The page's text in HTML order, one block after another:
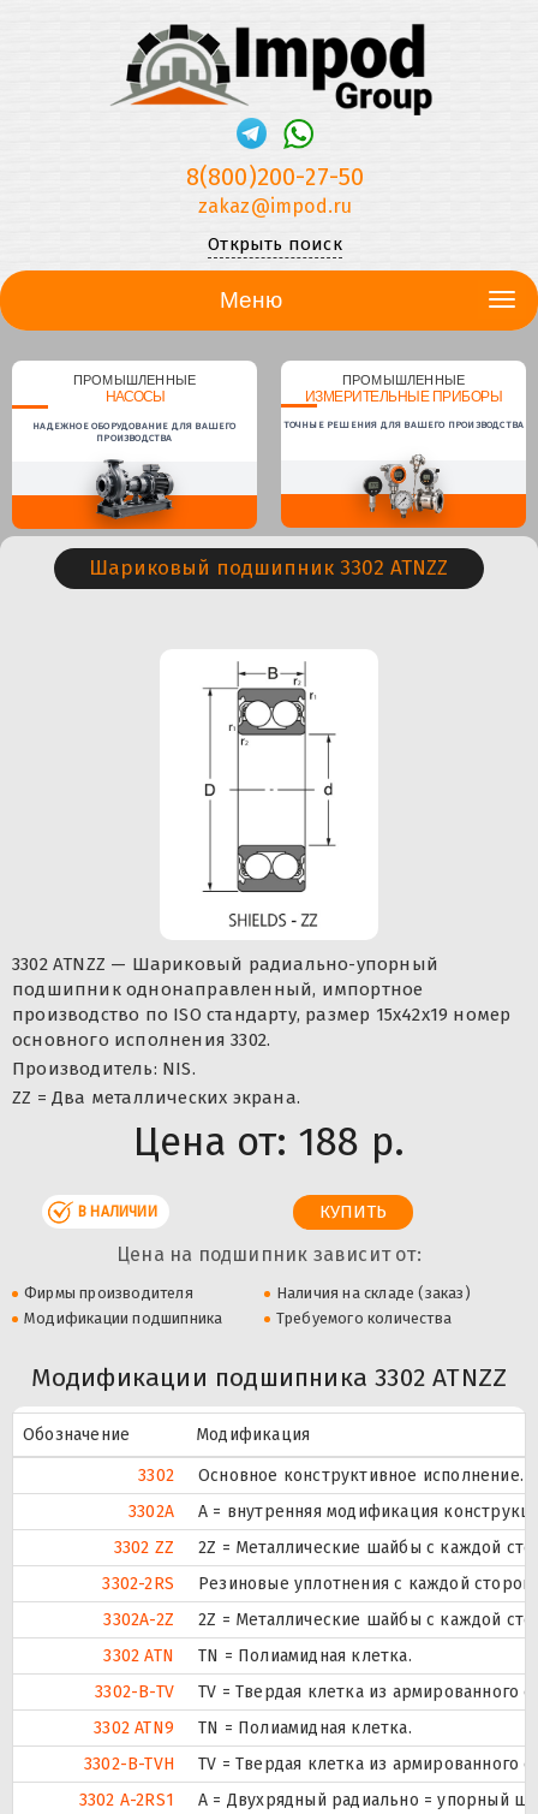
8(800)200-27-50
zakaz@impod.ru
Открыть поиск
Меню
ПРОМЫШЛЕННЫЕ
НАСОСЫ
НАДЕЖНОЕ ОБОРУДОВАНИЕ ДЛЯ ВАШЕГО
ПРОИЗВОДСТВА
ПРОМЫШЛЕННЫЕ
ИЗМЕРИТЕЛЬНЫЕ ПРИБОРЫ
ТОЧНЫЕ РЕШЕНИЯ ДЛЯ ВАШЕГО ПРОИЗВОДСТВА
Шариковый подшипник 3302 ATNZZ
3302 ATNZZ — Шариковый радиально-упорный
подшипник однонаправленный, импортное
производство по ISO стандарту, размер 15x42x19 номер
основного исполнения 3302.
Производитель: NIS.
ZZ = Два металлических экрана.
Цена от: 188 р.
В НАЛИЧИИ
Цена на подшипник зависит от:
Фирмы производителя
Наличия на складе (заказ)
Модификации подшипника
Требуемого количества
Модификации подшипника 3302 ATNZZ
Обозначение
Модификация
3302
Основное конструктивное исполнение.
3302A
A = внутренняя модификация
3302 ZZ
2Z = Металлические шайбы с каждой
3302-2RS
Резиновые уплотнения с каждой
3302A-2Z
2Z = Металлические шайбы с каждой
3302 ATN
TN = Полиамидная клетка.
3302-B-TV
TV = Твердая клетка из армированного
3302 ATN9
TN = Полиамидная клетка.
3302-B-TVH
TV = Твердая клетка из армированного
3302 A-2RS1
A = Двухрядный радиально = упорный